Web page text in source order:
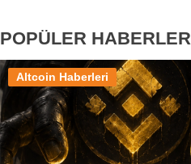
POPÜLER HABERLER
Altcoin Haberleri